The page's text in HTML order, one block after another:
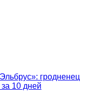
гродненец
10 дней